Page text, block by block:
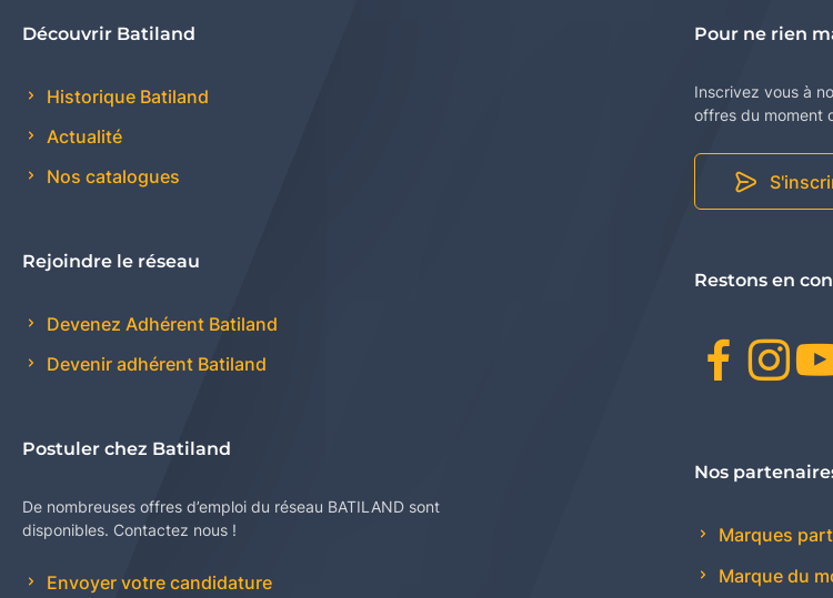
Découvrir Batiland
Historique Batiland
Actualité
Nos catalogues
Rejoindre le réseau
Devenez Adhérent Batiland
Devenir adhérent Batiland
Postuler chez Batiland
De nombreuses offres d’emploi du réseau BATILAND sont
disponibles. Contactez nous !
Envoyer votre candidature
Pour ne rien
Inscrivez vous à
offres du moment
Restons en
Nos
Marques
Marque du